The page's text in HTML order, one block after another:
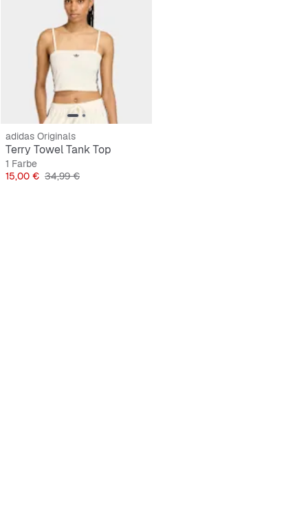
adidas Originals
Terry Towel Tank Top
1 Farbe
Preis
15,00 € Originalpreis
34,99 €